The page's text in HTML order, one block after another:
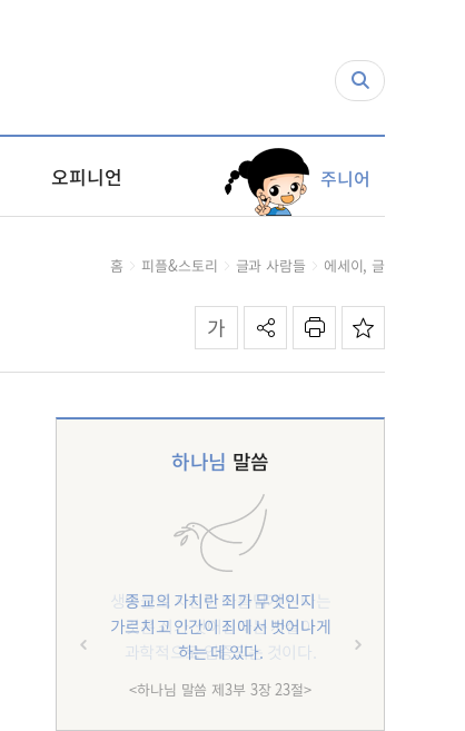
오피니언 주니어
홈 피플&스토리 글과 사람들 에세이, 글
하나님 말씀
종교의 가치란 죄가 무엇인지
가르치고 인간이 죄에서 벗어나게
하는 데 있다.
<하나님 말씀 제3부 3장 23절>